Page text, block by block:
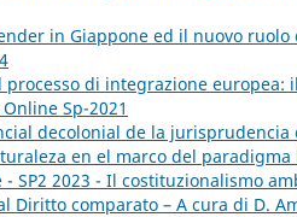
in Giappone ed il nuovo ruolo
di integrazione europea:
Sp-2021
decolonial de la
en el marco del
- SP2 2023 - Il costituzionalismo
Diritto comparato – A cura di D.